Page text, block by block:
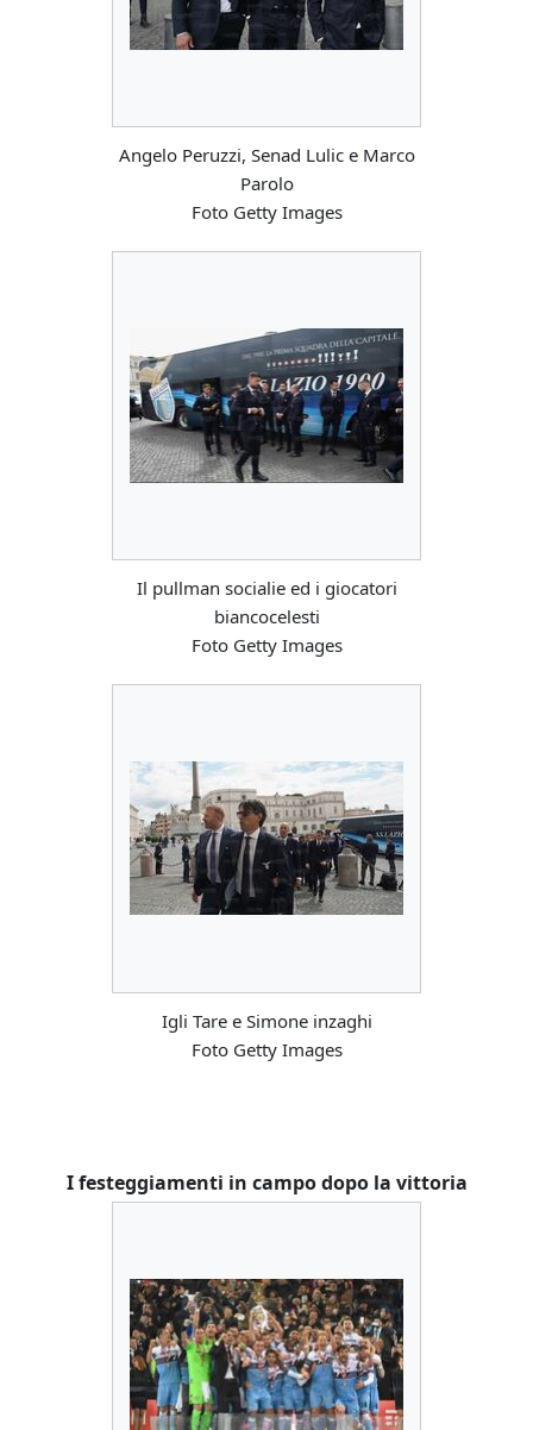
Angelo Peruzzi, Senad Lulic e Marco
Parolo
Foto Getty Images
Il pullman socialie ed i giocatori
biancocelesti
Foto Getty Images
Igli Tare e Simone inzaghi
Foto Getty Images
I festeggiamenti in campo dopo la vittoria